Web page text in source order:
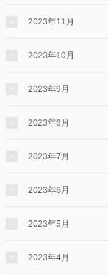
2023年11月
2023年10月
2023年9月
2023年8月
2023年7月
2023年6月
2023年5月
2023年4月